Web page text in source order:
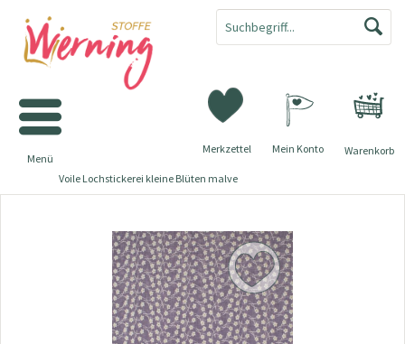
Warenkorb
Merkzettel Mein Konto
Menü
Voile Lochstickerei kleine Blüten malve